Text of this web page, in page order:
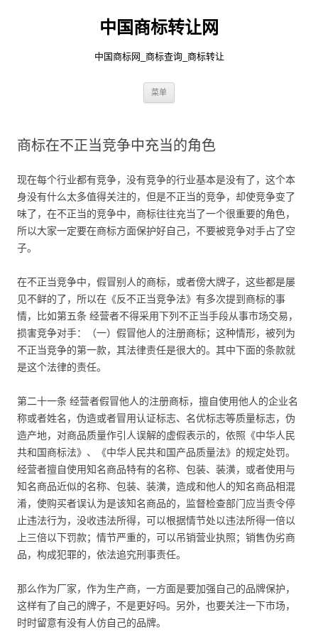
中国商标转让网
中国商标网_商标查询_商标转让
菜单
商标在不正当竞争中充当的角色
现在每个行业都有竞争，没有竞争的行业基本是没有了，这个本
身没有什么太多值得关注的，但是不正当的竞争，却使竞争变了
味了，在不正当的竞争中，商标往往充当了一个很重要的角色，
所以大家一定要在商标方面保护好自己，不要被竞争对手占了空
子。
在不正当竞争中，假冒别人的商标，或者傍大牌子，这些都是屡
见不鲜的了，所以在《反不正当竞争法》有多次提到商标的事
情，比如第五条 经营者不得采用下列不正当手段从事市场交易，
损害竞争对手：（一）假冒他人的注册商标；这种情形，被列为
不正当竞争的第一款，其法律责任是很大的。其中下面的条款就
是这个法律的责任。
第二十一条 经营者假冒他人的注册商标，擅自使用他人的企业名
称或者姓名，伪造或者冒用认证标志、名优标志等质量标志，伪
造产地，对商品质量作引人误解的虚假表示的，依照《中华人民
共和国商标法》、《中华人民共和国产品质量法》的规定处罚。
经营者擅自使用知名商品特有的名称、包装、装潢，或者使用与
知名商品近似的名称、包装、装潢，造成和他人的知名商品相混
淆，使购买者误认为是该知名商品的，监督检查部门应当责令停
止违法行为，没收违法所得，可以根据情节处以违法所得一倍以
上三倍以下罚款；情节严重的，可以吊销营业执照；销售伪劣商
品，构成犯罪的，依法追究刑事责任。
那么作为厂家，作为生产商，一方面是要加强自己的品牌保护，
这样有了自己的牌子，不是更好吗。另外，也要关注一下市场，
时时留意有没有人仿自己的品牌。